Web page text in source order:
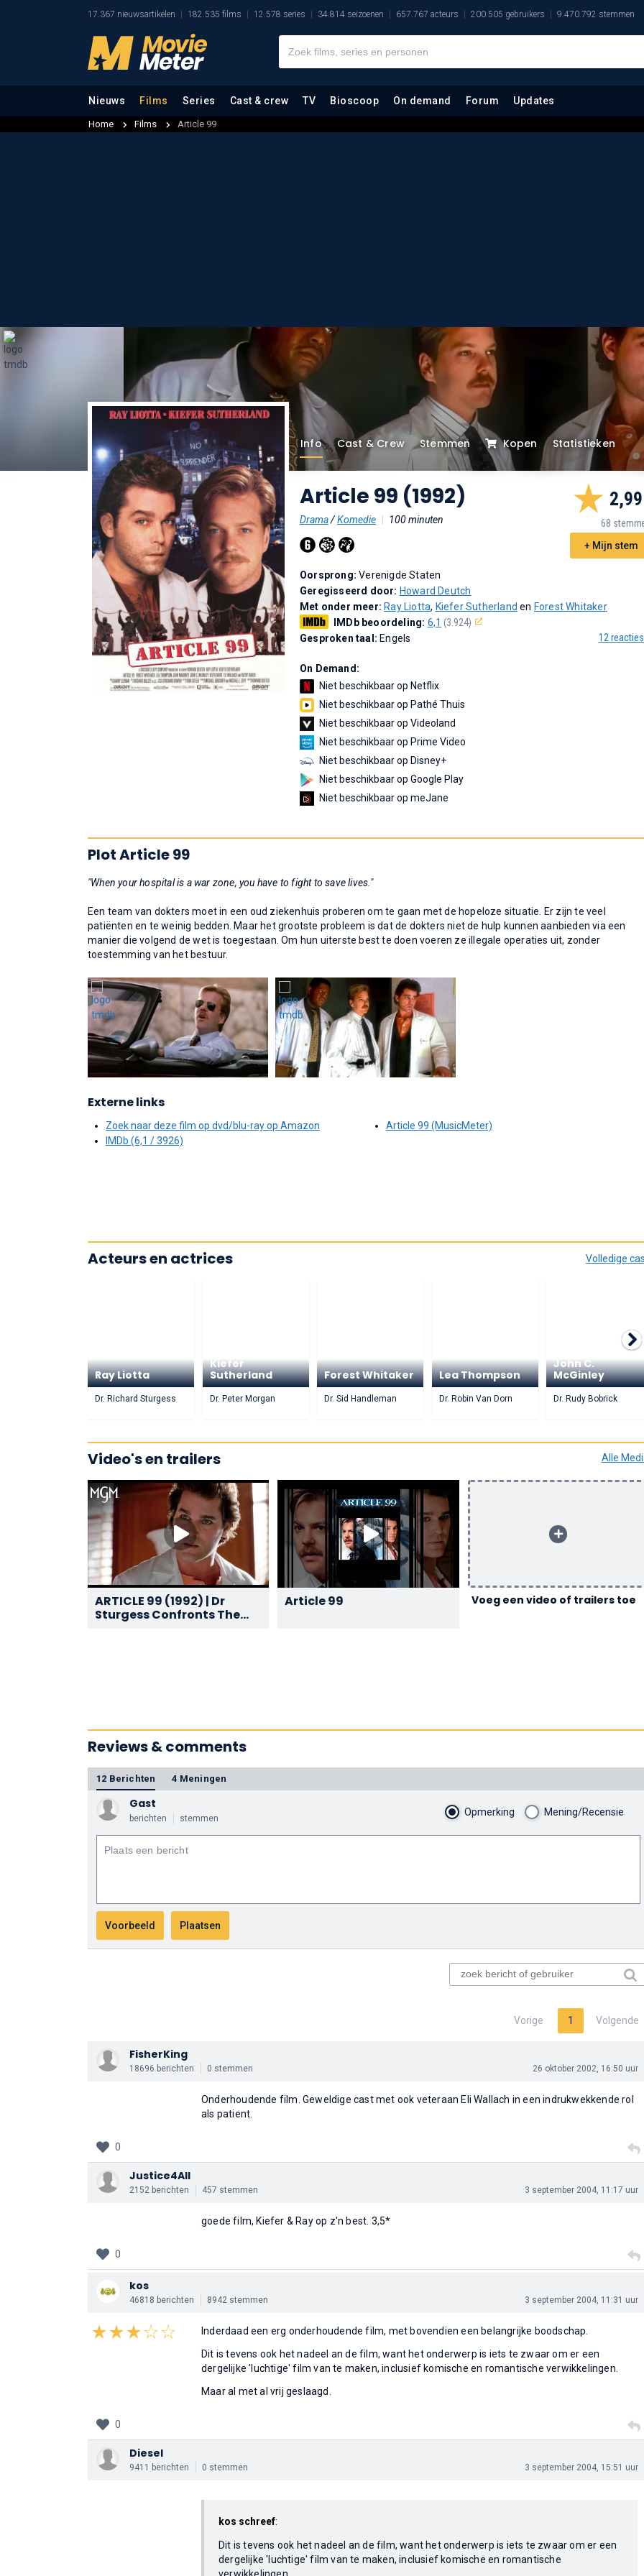
17.367 nieuwsartikelen 182.535 films 12.578 series 34.814 seizoenen 657.767 acteurs 200.505 gebruikers 9.470.792 stemmen
Nieuws Films Series Cast & crew TV Bioscoop On demand Forum Updates
Home Films Article 99
Info Cast & Crew Stemmen Kopen Statistieken
Article 99 (1992)
Drama/Komedie 100 minuten
2,99
68
+ Mijn stem
12 reacties
Oorsprong:Verenigde Staten
Geregisseerd door: Howard Deutch
Met onder meer: Ray Liotta, Kiefer Sutherland en Forest Whitaker
IMDb beoordeling: 6,1 (3.924)
Gesproken taal: Engels
On Demand:
Niet beschikbaar op Netflix
Niet beschikbaar op Pathé Thuis
Niet beschikbaar op Videoland
Niet beschikbaar op Prime Video
Niet beschikbaar op Disney+
Niet beschikbaar op Google Play
Niet beschikbaar op meJane
Plot Article 99
"When your hospital is a war zone, you have to fight to save lives."
Een team van dokters moet in een oud ziekenhuis proberen om te gaan met de hopeloze situatie. Er zijn te veel
patiënten en te weinig bedden. Maar het grootste probleem is dat de dokters niet de hulp kunnen aanbieden via een
manier die volgend de wet is toegestaan. Om hun uiterste best te doen voeren ze illegale operaties uit, zonder
toestemming van het bestuur.
Externe links
Zoek naar deze film op dvd/blu-ray op Amazon
IMDb (6,1 / 3926)
Article 99 (MusicMeter)
Volledige
Acteurs en actrices
Ray Liotta
Dr. Richard Sturgess
Kiefer
Sutherland
Dr. Peter Morgan
Forest Whitaker
Dr. Sid Handleman
Lea Thompson
Dr. Robin Van Dorn
John C.
McGinley
Dr. Rudy Bobrick
Alle
Video's en trailers
ARTICLE 99 (1992) | Dr
Sturgess Confronts The
Article 99 Voeg een video of trailers toe
Reviews & comments
12 Berichten 4 Meningen
Gast
berichten stemmen
Opmerking Mening/Recensie
Vorige 1 Volgende
FisherKing
18696 berichten 0 stemmen 26 oktober 2002, 16:50 uur
Onderhoudende film. Geweldige cast met ook veteraan Eli Wallach in een indrukwekkende rol
als patient.
0
Justice4All
2152 berichten 457 stemmen 3 september 2004, 11:17 uur
goede film, Kiefer & Ray op z'n best. 3,5*
0
kos
46818 berichten 8942 stemmen 3 september 2004, 11:31 uur
Inderdaad een erg onderhoudende film, met bovendien een belangrijke boodschap.
Dit is tevens ook het nadeel an de film, want het onderwerp is iets te zwaar om er een
dergelijke 'luchtige' film van te maken, inclusief komische en romantische verwikkelingen.
Maar al met al vrij geslaagd.
0
Diesel
9411 berichten 0 stemmen 3 september 2004, 15:51 uur
kos schreef:
Dit is tevens ook het nadeel an de film, want het onderwerp is iets te zwaar om er een
dergelijke 'luchtige' film van te maken, inclusief komische en romantische